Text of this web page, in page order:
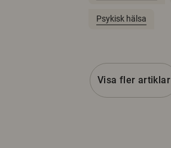
Psykisk hälsa
Visa fler artiklar